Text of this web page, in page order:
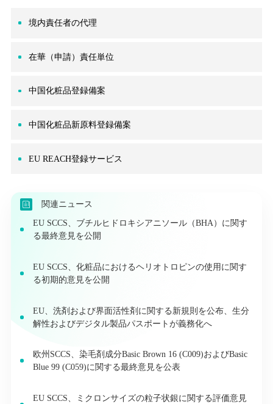
境内責任者の代理
在華（申請）責任単位
中国化粧品登録備案
中国化粧品新原料登録備案
EU REACH登録サービス
関連ニュース
EU SCCS、ブチルヒドロキシアニソール（BHA）に関す
る最終意見を公開
EU SCCS、化粧品におけるヘリオトロピンの使用に関す
る初期的意見を公開
EU、洗剤および界面活性剤に関する新規則を公布、生分
解性およびデジタル製品パスポートが義務化へ
欧州SCCS、染毛剤成分Basic Brown 16 (C009)およびBasic
Blue 99 (C059)に関する最終意見を公表
EU SCCS、ミクロンサイズの粒子状銀に関する評価意見